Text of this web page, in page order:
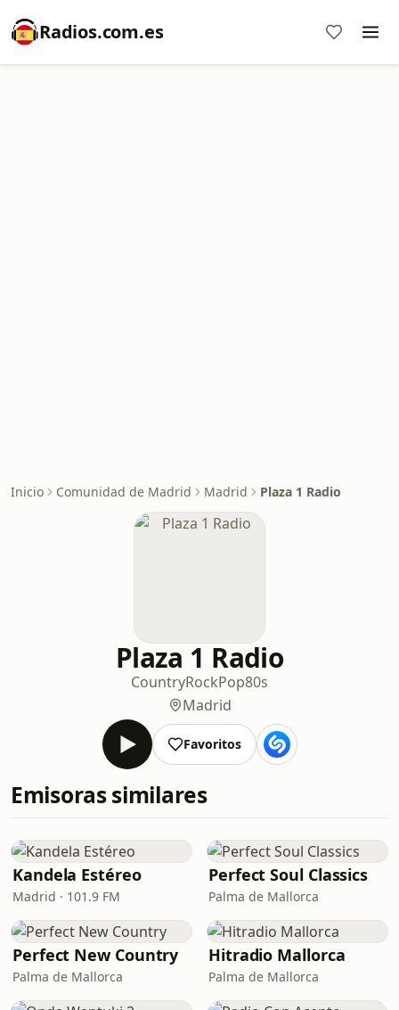
Radios.com.es
Inicio Comunidad de Madrid Madrid Plaza 1 Radio
Plaza 1 Radio
CountryRockPop80s
Madrid
Favoritos
Emisoras similares
Kandela Estéreo
Madrid · 101.9 FM
Perfect Soul Classics
Palma de Mallorca
Perfect New Country
Palma de Mallorca
Hitradio Mallorca
Palma de Mallorca